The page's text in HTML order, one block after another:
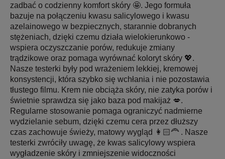
zadbać o codzienny komfort skóry 🤩. Jego formuła
bazuje na połączeniu kwasu salicylowego i kwasu
azelainowego w bezpiecznych, starannie dobranych
stężeniach, dzięki czemu działa wielokierunkowo -
wspiera oczyszczanie porów, redukuje zmiany
trądzikowe oraz pomaga wyrównać koloryt skóry 💖.
Nasze testerki były pod wrażeniem lekkiej, kremowej
konsystencji, która szybko się wchłania i nie pozostawia
tłustego filmu. Krem nie obciąża skóry, nie zatyka porów i
świetnie sprawdza się jako baza pod makijaż 💋.
Regularne stosowanie pomaga ograniczyć nadmierne
wydzielanie sebum, dzięki czemu cera przez dłuższy
czas zachowuje świeży, matowy wygląd 👩🏻‍🦰 . Nasze
testerki zwróciły uwagę, że kwas salicylowy wspiera
wygładzenie skóry i zmniejszenie widoczności